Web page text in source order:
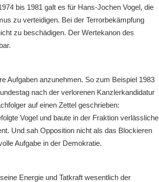
bis 1981 galt es für Hans-Jochen Vogel, die
zu verteidigen. Bei der Terrorbekämpfung
zu beschädigen. Der Wertekanon des
Aufgaben anzunehmen. So zum Beispiel 1983
nach der verlorenen Kanzlerkandidatur
auf einen Zettel geschrieben:
Vogel und baute in der Fraktion verlässliche
Und sah Opposition nicht als das Blockieren
Aufgabe in der Demokratie.
Energie und Tatkraft wesentlich der